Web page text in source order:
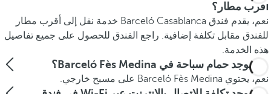
أقرب مطار؟
نعم، يقدم فندق Barceló Casablanca خدمة نقل إلى أقرب مطار
للفندق مقابل تكلفة إضافية. راجع الفندق للحصول على جميع تفاصيل
هذه الخدمة.
هل يوجد حمام سباحة في Barceló Fès Medina؟
نعم، يحتوي Barceló Fès Medina على مسبح خارجي.